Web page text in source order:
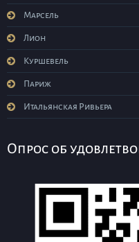
Марсель
Лион
Куршевель
Париж
Итальянская Ривьера
Опрос об